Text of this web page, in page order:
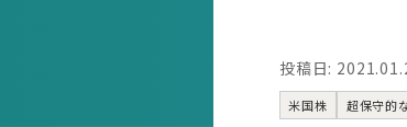
投稿日:
米国株 超保守的